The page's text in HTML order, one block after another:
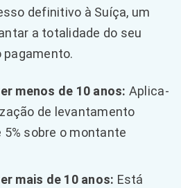
definitivo à Suíça, um
a totalidade do seu
pagamento.
menos de 10 anos: Aplica-
de levantamento
sobre o montante
mais de 10 anos: Está